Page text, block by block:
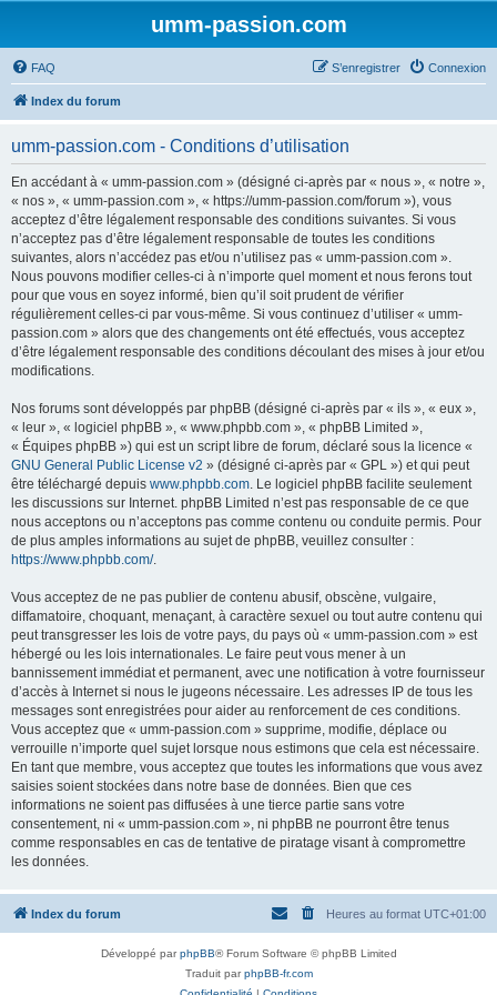
umm-passion.com
FAQ Connexion
S’enregistrer
Index du forum
umm-passion.com - Conditions d’utilisation
En accédant à « umm-passion.com » (désigné ci-après par « nous », « notre »,
« nos », « umm-passion.com », « https://umm-passion.com/forum »), vous
acceptez d’être légalement responsable des conditions suivantes. Si vous
n’acceptez pas d’être légalement responsable de toutes les conditions
suivantes, alors n’accédez pas et/ou n’utilisez pas « umm-passion.com ».
Nous pouvons modifier celles-ci à n’importe quel moment et nous ferons tout
pour que vous en soyez informé, bien qu’il soit prudent de vérifier
régulièrement celles-ci par vous-même. Si vous continuez d’utiliser « umm-
passion.com » alors que des changements ont été effectués, vous acceptez
d’être légalement responsable des conditions découlant des mises à jour et/ou
modifications.
Nos forums sont développés par phpBB (désigné ci-après par « ils », « eux »,
« leur », « logiciel phpBB », « www.phpbb.com », « phpBB Limited »,
« Équipes phpBB ») qui est un script libre de forum, déclaré sous la licence «
GNU General Public License v2 » (désigné ci-après par « GPL ») et qui peut
être téléchargé depuis www.phpbb.com. Le logiciel phpBB facilite seulement
les discussions sur Internet. phpBB Limited n’est pas responsable de ce que
nous acceptons ou n’acceptons pas comme contenu ou conduite permis. Pour
de plus amples informations au sujet de phpBB, veuillez consulter :
https://www.phpbb.com/.
Vous acceptez de ne pas publier de contenu abusif, obscène, vulgaire,
diffamatoire, choquant, menaçant, à caractère sexuel ou tout autre contenu qui
peut transgresser les lois de votre pays, du pays où « umm-passion.com » est
hébergé ou les lois internationales. Le faire peut vous mener à un
bannissement immédiat et permanent, avec une notification à votre fournisseur
d’accès à Internet si nous le jugeons nécessaire. Les adresses IP de tous les
messages sont enregistrées pour aider au renforcement de ces conditions.
Vous acceptez que « umm-passion.com » supprime, modifie, déplace ou
verrouille n’importe quel sujet lorsque nous estimons que cela est nécessaire.
En tant que membre, vous acceptez que toutes les informations que vous avez
saisies soient stockées dans notre base de données. Bien que ces
informations ne soient pas diffusées à une tierce partie sans votre
consentement, ni « umm-passion.com », ni phpBB ne pourront être tenus
comme responsables en cas de tentative de piratage visant à compromettre
les données.
Index du forum Heures au format UTC+01:00
Développé parphpBB® Forum Software © phpBB Limited
Traduit parphpBB-fr.com